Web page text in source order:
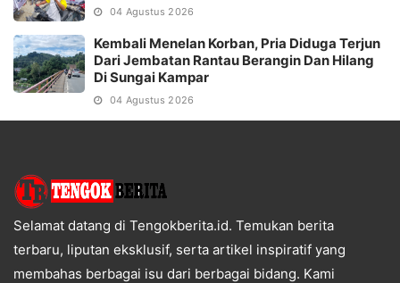
04 Agustus 2026
Kembali Menelan Korban, Pria Diduga Terjun
Dari Jembatan Rantau Berangin Dan Hilang
Di Sungai Kampar
04 Agustus 2026
Selamat datang di Tengokberita.id. Temukan berita
terbaru, liputan eksklusif, serta artikel inspiratif yang
membahas berbagai isu dari berbagai bidang. Kami